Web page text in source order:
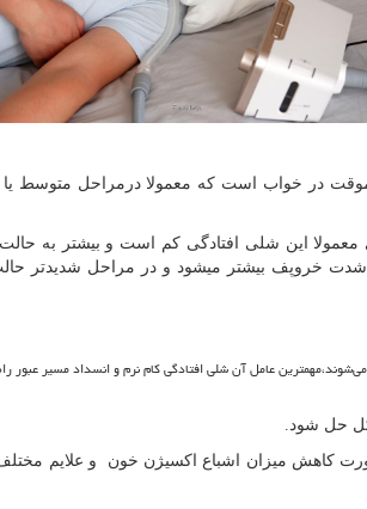
در خواب است که معمولا درمراحل متوسط یا
معمولا این شلی افتادگی کم است و بیشتر به
شدت خروپف بیشتر میشود و در مراحل شدیدتر
عامل آن شلی افتادگی کام نرم و انسداد مسیر عبور
حل شود.
بصورت کاهش میزان اشباع اکسیژن خون و علایم